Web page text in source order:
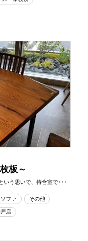
板～
いう思いで、待合室で･･･
ソファ
その他
店